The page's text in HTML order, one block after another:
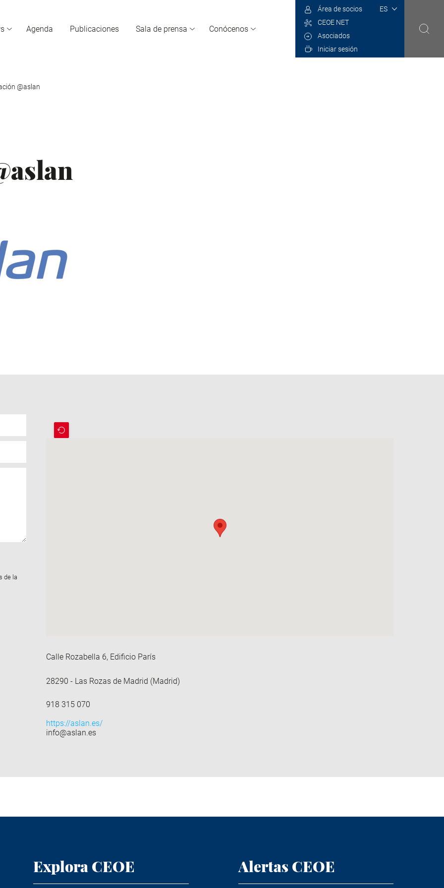
Agenda Publicaciones Sala de prensa Conócenos
Select
Área de socios
CEOE NET
Asociados
Iniciar sesión
@aslan
de la
Calle Rozabella 6, Edificio París
28290 - Las Rozas de Madrid (Madrid)
918 315 070
https://aslan.es/
info@aslan.es
Explora CEOE Alertas CEOE